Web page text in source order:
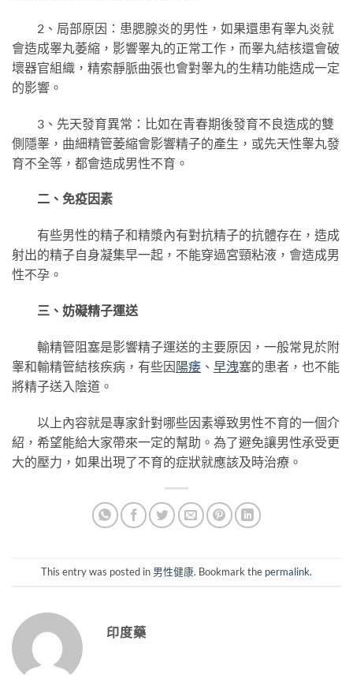
2、局部原因：患腮腺炎的男性，如果還患有睾丸炎就
會造成睾丸萎縮，影響睾丸的正常工作，而睾丸結核還會破
壞器官組織，精索靜脈曲張也會對睾丸的生精功能造成一定
的影響。
3、先天發育異常：比如在青春期後發育不良造成的雙
側隱睾，曲細精管萎縮會影響精子的產生，或先天性睾丸發
育不全等，都會造成男性不育。
二、免疫因素
有些男性的精子和精漿內有對抗精子的抗體存在，造成
射出的精子自身凝集早一起，不能穿過宮頸粘液，會造成男
性不孕。
三、妨礙精子運送
輸精管阻塞是影響精子運送的主要原因，一般常見於附
睾和輸精管結核疾病，有些因陽痿 、 早洩塞的患者，也不能
將精子送入陰道。
以上內容就是專家針對哪些因素導致男性不育的一個介
紹，希望能給大家帶來一定的幫助。為了避免讓男性承受更
大的壓力，如果出現了不育的症狀就應該及時治療。
This entry was posted in 男性健康. Bookmark the permalink.
印度藥